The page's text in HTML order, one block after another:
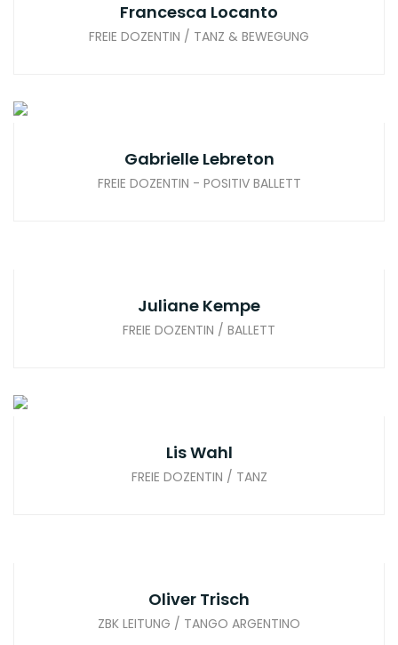
Francesca Locanto
FREIE DOZENTIN / TANZ & BEWEGUNG
Gabrielle Lebreton
FREIE DOZENTIN - POSITIV BALLETT
Juliane Kempe
FREIE DOZENTIN / BALLETT
Lis Wahl
FREIE DOZENTIN / TANZ
Oliver Trisch
ZBK LEITUNG / TANGO ARGENTINO